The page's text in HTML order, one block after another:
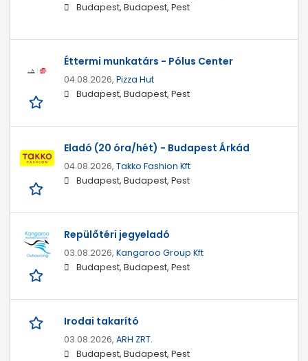
Budapest, Budapest, Pest
Éttermi munkatárs - Pólus Center
04.08.2026, Pizza Hut
Budapest, Budapest, Pest
Eladó (20 óra/hét) - Budapest Árkád
04.08.2026, Takko Fashion Kft
Budapest, Budapest, Pest
Repülőtéri jegyeladó
03.08.2026, Kangaroo Group Kft
Budapest, Budapest, Pest
Irodai takarító
03.08.2026, ARH ZRT.
Budapest, Budapest, Pest